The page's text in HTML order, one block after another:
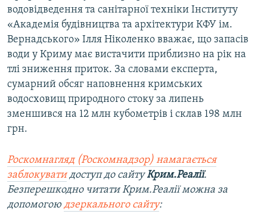
водовідведення та санітарної техніки Інституту
«Академія будівництва та архітектури КФУ ім.
Вернадського» Ілля Ніколенко вважає, що запасів
води у Криму має вистачити приблизно на рік на
тлі зниження приток. За словами експерта,
сумарний обсяг наповнення кримських
водосховищ природного стоку за липень
зменшився на 12 млн кубометрів і склав 198 млн
грн.
Роскомнагляд (Роскомнадзор) намагається
заблокуватидоступ до сайтуКрим.Реалії.
Безперешкодно читати Крим.Реалії можна за
допомогою дзеркального сайту: